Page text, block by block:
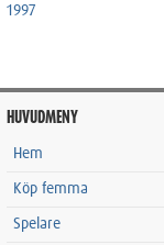
1997
HUVUDMENY
Hem
Köp femma
Spelare